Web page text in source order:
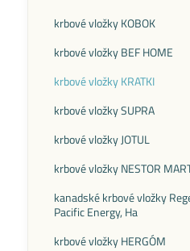
krbové vložky KOBOK
krbové vložky BEF HOME
krbové vložky KRATKI
krbové vložky SUPRA
krbové vložky JOTUL
krbové vložky NESTOR
kanadské krbové vložky
Pacific Energy, Ha
krbové vložky HERGÓM